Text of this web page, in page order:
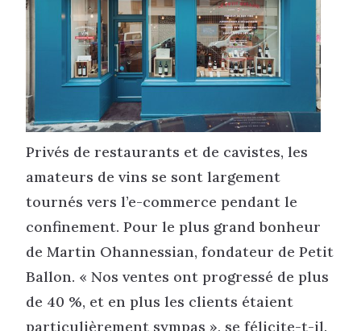
Privés de restaurants et de cavistes, les
amateurs de vins se sont largement
tournés vers l’e-commerce pendant le
confinement. Pour le plus grand bonheur
de Martin Ohannessian, fondateur de Petit
Ballon. « Nos ventes ont progressé de plus
de 40 %, et en plus les clients étaient
particulièrement sympas », se félicite-t-il.